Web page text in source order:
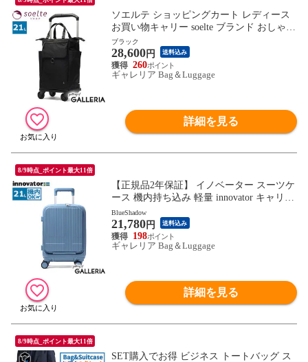
ソエルテ ショッピングカート レディース
お買い物キャリー soelte ブランド おしゃれ
トローリーバッグ キャリーカート 4輪 静
音 キャスターストッパー 横押し 前押し キ
ャリーバッグ B4 21L オートゥイユ 36002
ブラック
28,600円 送料込み
260
ギャレリア Bag＆Luggage
詳細を見る
8/9時点_ポイント最大11倍
【正規品2年保証】 イノベーター スーツケ
ース 機内持ち込み 軽量 innovator キャリー
ケース suitcase 小さめ Sサイズ フロントポ
ケット ストッパー TSAロック 2泊 3泊 Extr
eme Journey 21L Coin-Locker INV30
BlueShadow
21,780円 送料込み
198
ギャレリア Bag＆Luggage
詳細を見る
8/9時点_ポイント最大11倍
SET購入でお得 ビジネス トートバッグ ス